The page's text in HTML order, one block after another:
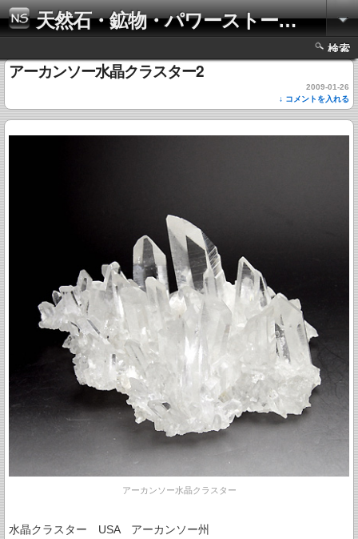
天然石・鉱物・パワーストーンの写真集
検索
アーカンソー水晶クラスター2
2009-01-26
↓ コメントを入れる
アーカンソー水晶クラスター
水晶クラスター USA アーカンソー州